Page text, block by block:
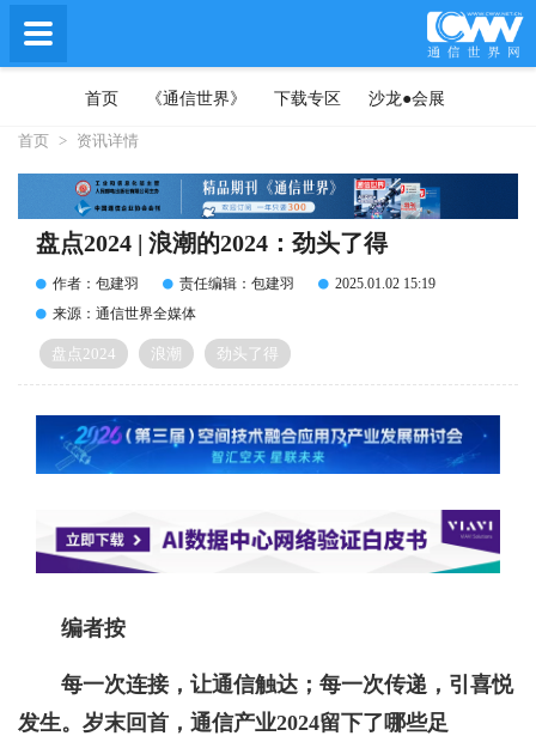
首页 《通信世界》 下载专区 沙龙●会展
首页 > 资讯详情
盘点2024 | 浪潮的2024：劲头了得
作者：包建羽 责任编辑：包建羽
2025.01.02 15:19
来源：通信世界全媒体
盘点2024 浪潮 劲头了得
编者按
每一次连接，让通信触达；每一次传递，引喜悦
发生。岁末回首，通信产业2024留下了哪些足